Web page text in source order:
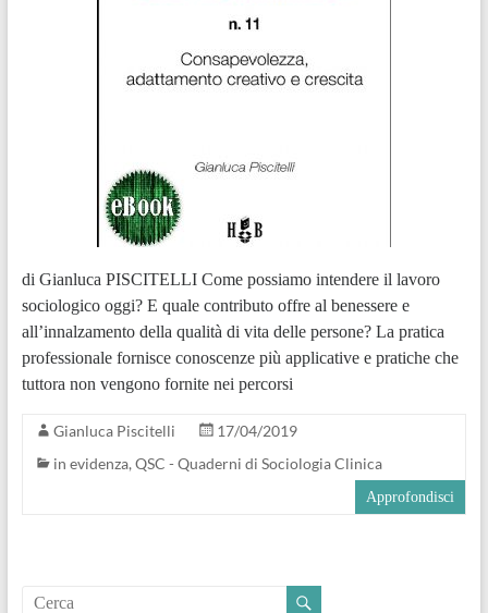
di Gianluca PISCITELLI Come possiamo intendere il lavoro
sociologico oggi? E quale contributo offre al benessere e
all’innalzamento della qualità di vita delle persone? La pratica
professionale fornisce conoscenze più applicative e pratiche che
tuttora non vengono fornite nei percorsi
Gianluca Piscitelli
17/04/2019
in evidenza, QSC - Quaderni di Sociologia Clinica
Approfondisci